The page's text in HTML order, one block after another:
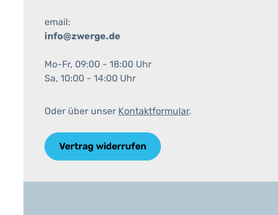
email:
info@zwerge.de
Mo-Fr, 09:00 - 18:00 Uhr
Sa, 10:00 - 14:00 Uhr
Oder über unser Kontaktformular.
Vertrag widerrufen